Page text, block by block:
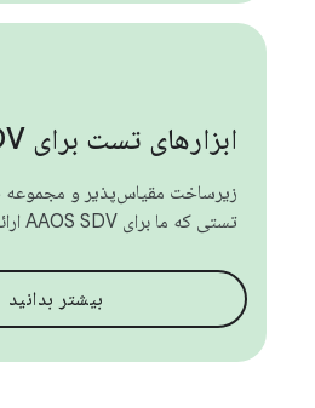
ابزارهای تست برای AAOS SDV
زیرساخت مقیاس‌پذیر و مجموعه
تستی که ما برای AAOS SDV ارائه می‌دهیم را ببینید.
بیشتر بدانید